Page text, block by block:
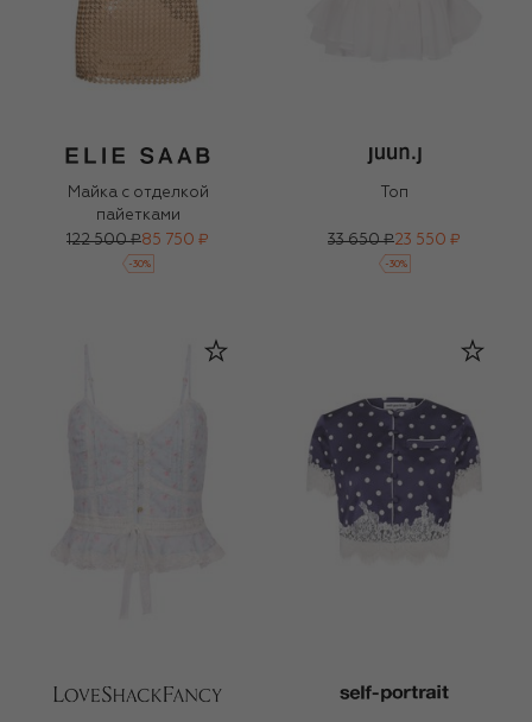
Майка с отделкой
пайетками
122 500 ₽85 750 ₽
-30%
Топ
33 650 ₽23 550 ₽
-30%